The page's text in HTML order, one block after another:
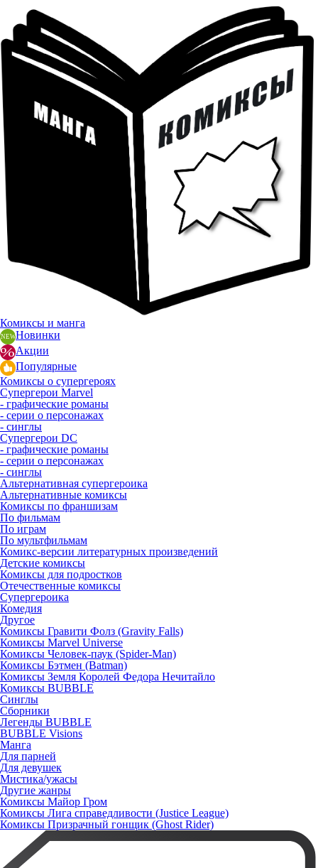
Комиксы и манга
Новинки
Акции
Популярные
Комиксы о супергероях
Супергерои Marvel
- графические романы
- серии о персонажах
- синглы
Супергерои DC
- графические романы
- серии о персонажах
- синглы
Альтернативная супергероика
Альтернативные комиксы
Комиксы по франшизам
По фильмам
По играм
По мультфильмам
Комикс-версии литературных произведений
Детские комиксы
Комиксы для подростков
Отечественные комиксы
Супергероика
Комедия
Другое
Комиксы Гравити Фолз (Gravity Falls)
Комиксы Marvel Universe
Комиксы Человек-паук (Spider-Man)
Комиксы Бэтмен (Batman)
Комиксы Земля Королей Федора Нечитайло
Комиксы BUBBLE
Синглы
Сборники
Легенды BUBBLE
BUBBLE Visions
Манга
Для парней
Для девушек
Мистика/ужасы
Другие жанры
Комиксы Майор Гром
Комиксы Лига справедливости (Justice League)
Комиксы Призрачный гонщик (Ghost Rider)